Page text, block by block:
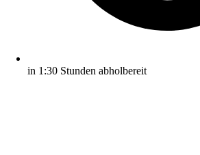
in 1:30 Stunden abholbereit